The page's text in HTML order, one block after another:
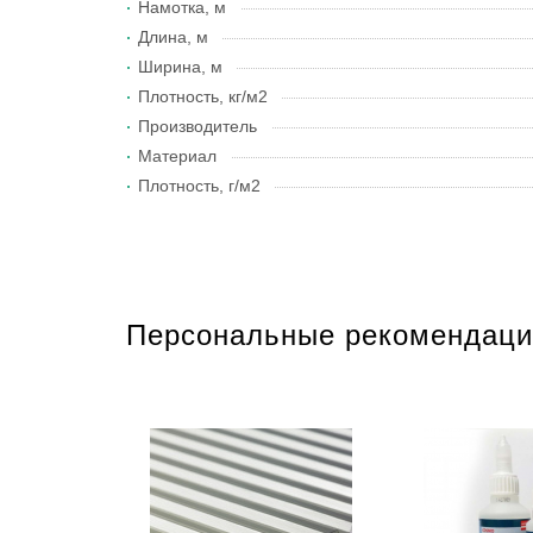
Намотка, м
Длина, м
Ширина, м
Плотность, кг/м2
Производитель
Материал
Плотность, г/м2
Персональные